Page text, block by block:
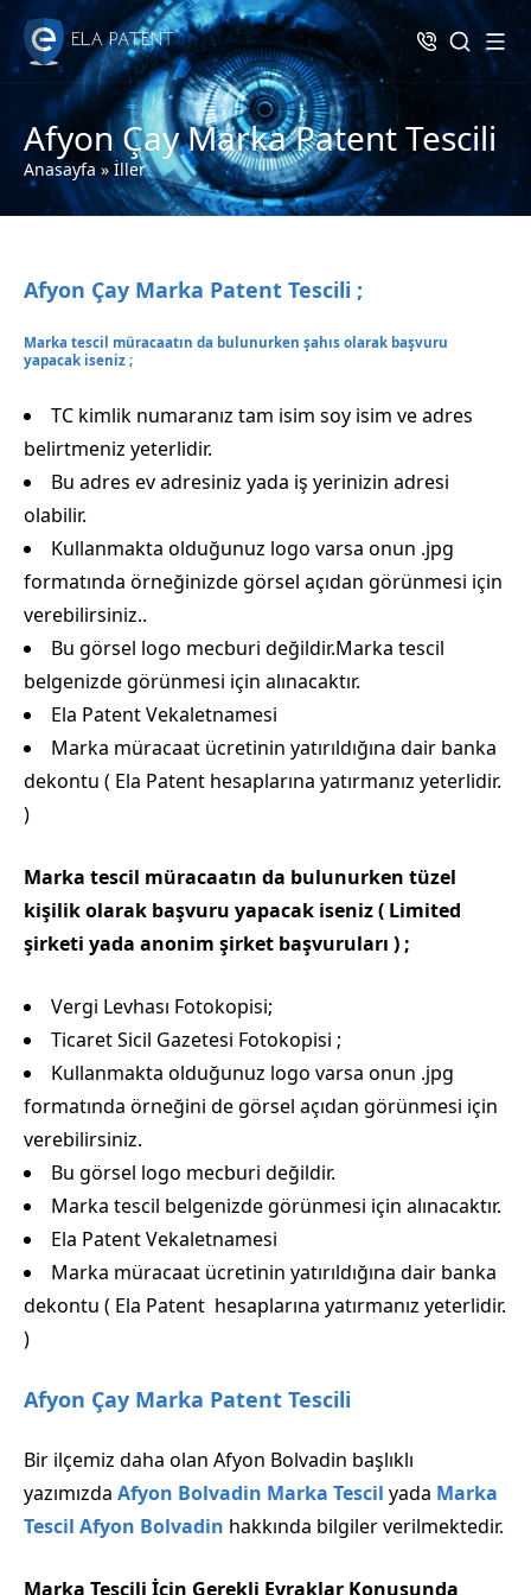
Afyon Çay Marka Patent Tescili
Anasayfa»İller
Afyon Çay Marka Patent Tescili ;
Marka tescil müracaatın da bulunurken şahıs olarak başvuru
yapacak iseniz ;
TC kimlik numaranız tam isim soy isim ve adres
belirtmeniz yeterlidir.
Bu adres ev adresiniz yada iş yerinizin adresi
olabilir.
Kullanmakta olduğunuz logo varsa onun .jpg
formatında örneğinizde görsel açıdan görünmesi için
verebilirsiniz..
Bu görsel logo mecburi değildir.Marka tescil
belgenizde görünmesi için alınacaktır.
Ela Patent Vekaletnamesi
Marka müracaat ücretinin yatırıldığına dair banka
dekontu ( Ela Patent hesaplarına yatırmanız yeterlidir.
)
Marka tescil müracaatın da bulunurken tüzel
kişilik olarak başvuru yapacak iseniz ( Limited
şirketi yada anonim şirket başvuruları ) ;
Vergi Levhası Fotokopisi;
Ticaret Sicil Gazetesi Fotokopisi ;
Kullanmakta olduğunuz logo varsa onun .jpg
formatında örneğini de görsel açıdan görünmesi için
verebilirsiniz.
Bu görsel logo mecburi değildir.
Marka tescil belgenizde görünmesi için alınacaktır.
Ela Patent Vekaletnamesi
Marka müracaat ücretinin yatırıldığına dair banka
dekontu ( Ela Patent hesaplarına yatırmanız yeterlidir.
)
Afyon Çay Marka Patent Tescili
Bir ilçemiz daha olan Afyon Bolvadin başlıklı
yazımızda Afyon Bolvadin Marka Tescil yada Marka
Tescil Afyon Bolvadin hakkında bilgiler verilmektedir.
Marka Tescili İçin Gerekli Evraklar Konusunda